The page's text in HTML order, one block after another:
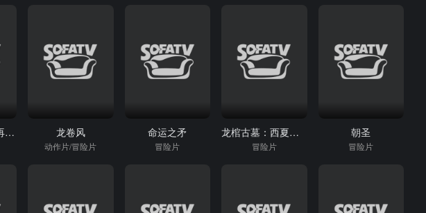
勇敢者游戏2：再战巅峰 龙卷风
动作片/冒险片
命运之矛
冒险片
龙棺古墓：西夏狼王
冒险片
朝圣
冒险片